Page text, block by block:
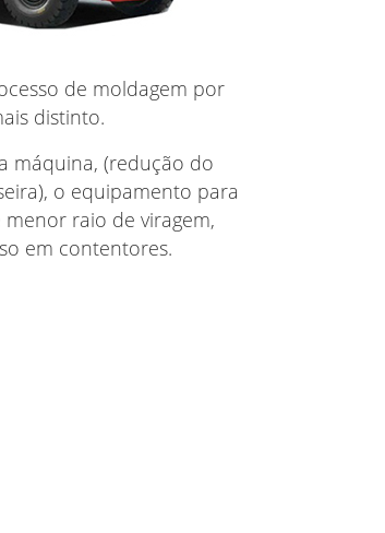
de moldagem por
distinto.
máquina, (redução do
o equipamento para
raio de viragem,
em contentores.